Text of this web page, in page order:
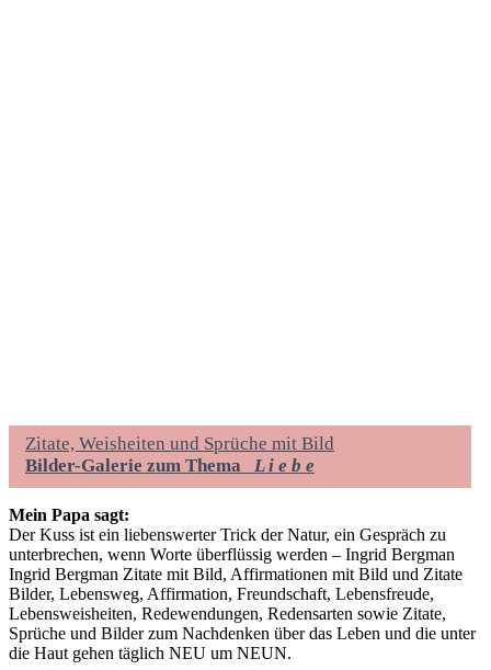
Zitate, Weisheiten und Sprüche mit Bild
Bilder-Galerie zum Thema L i e b e
Mein Papa sagt:
Der Kuss ist ein liebenswerter Trick der Natur, ein Gespräch zu
unterbrechen, wenn Worte überflüssig werden – Ingrid Bergman
Ingrid Bergman Zitate mit Bild, Affirmationen mit Bild und Zitate
Bilder, Lebensweg, Affirmation, Freundschaft, Lebensfreude,
Lebensweisheiten, Redewendungen, Redensarten sowie Zitate,
Sprüche und Bilder zum Nachdenken über das Leben und die unter
die Haut gehen täglich NEU um NEUN.